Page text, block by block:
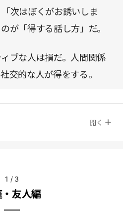
次はぼくがお誘いしま
が「得する話し方」だ。
ブな人は損だ。人間関係
交的な人が得をする。
開く
1 / 3
友人編